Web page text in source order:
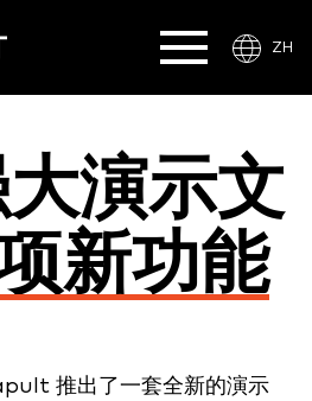
ZH
演示文
新功能
推出了一套全新的演示